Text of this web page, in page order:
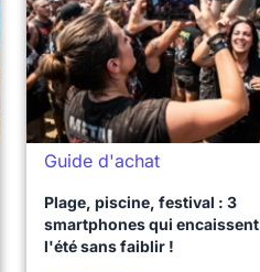
Guide d'achat
Plage, piscine, festival : 3
smartphones qui encaissent
l'été sans faiblir !